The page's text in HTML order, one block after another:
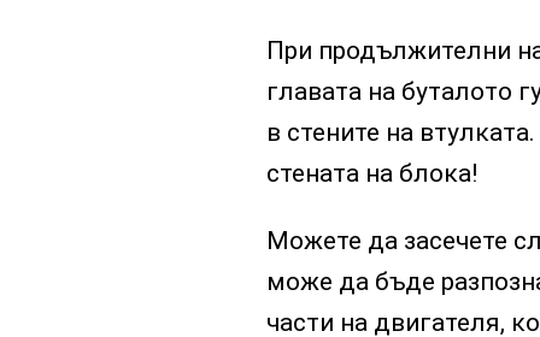
При продължителни
главата на буталото
в стените на
стената на блока!
Можете да засечете
може да бъде
части на двигателя,